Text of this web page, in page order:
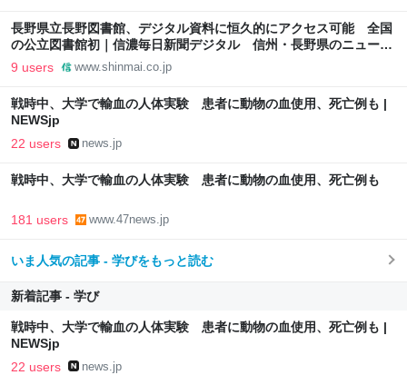
長野県立長野図書館、デジタル資料に恒久的にアクセス可能 全国
の公立図書館初｜信濃毎日新聞デジタル 信州・長野県のニュース
サイト
9 users www.shinmai.co.jp
戦時中、大学で輸血の人体実験 患者に動物の血使用、死亡例も |
NEWSjp
22 users news.jp
戦時中、大学で輸血の人体実験 患者に動物の血使用、死亡例も
181 users www.47news.jp
いま人気の記事 - 学びをもっと読む
新着記事 - 学び
戦時中、大学で輸血の人体実験 患者に動物の血使用、死亡例も |
NEWSjp
22 users news.jp